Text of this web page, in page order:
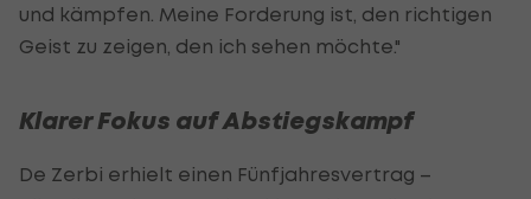
und kämpfen. Meine Forderung ist, den richtigen
Geist zu zeigen, den ich sehen möchte."
Klarer Fokus auf Abstiegskampf
De Zerbi erhielt einen Fünfjahresvertrag –